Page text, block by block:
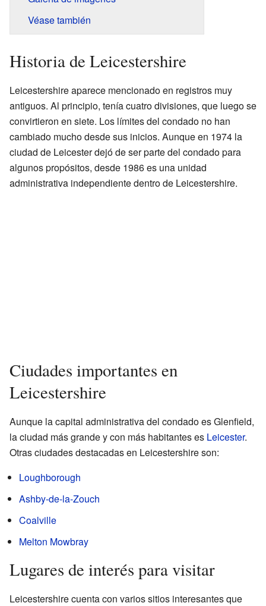
Véase también
Historia de Leicestershire
Leicestershire aparece mencionado en registros muy
antiguos. Al principio, tenía cuatro divisiones, que luego se
convirtieron en siete. Los límites del condado no han
cambiado mucho desde sus inicios. Aunque en 1974 la
ciudad de Leicester dejó de ser parte del condado para
algunos propósitos, desde 1986 es una unidad
administrativa independiente dentro de Leicestershire.
Ciudades importantes en
Leicestershire
Aunque la capital administrativa del condado es Glenfield,
la ciudad más grande y con más habitantes es Leicester.
Otras ciudades destacadas en Leicestershire son:
Loughborough
Ashby-de-la-Zouch
Coalville
Melton Mowbray
Lugares de interés para visitar
Leicestershire cuenta con varios sitios interesantes que